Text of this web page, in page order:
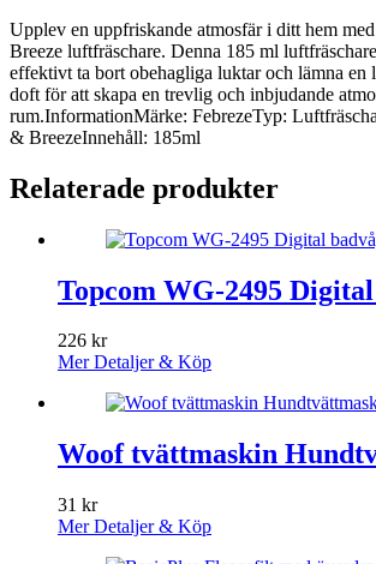
Upplev en uppfriskande atmosfär i ditt hem
Breeze luftfräschare. Denna 185 ml
effektivt ta bort obehagliga luktar och lämna en
doft för att skapa en trevlig och inbjudande
rum.InformationMärke: FebrezeTyp:
& BreezeInnehåll: 185ml
Relaterade produkter
Topcom WG-2495
226 kr
Mer Detaljer & Köp
Woof tvättmaskin
31 kr
Mer Detaljer & Köp